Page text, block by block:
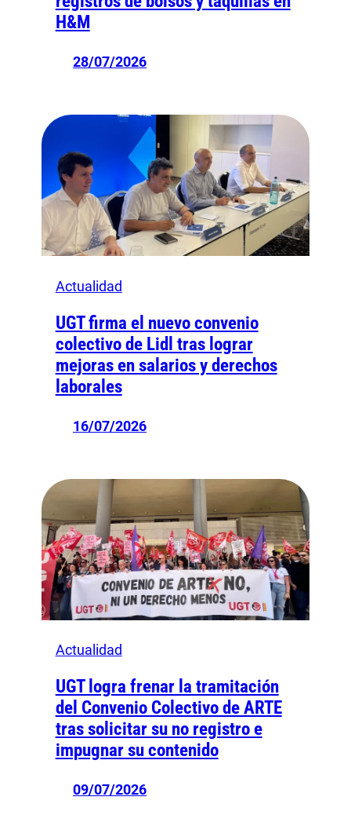
H&M
28/07/2026
Actualidad
UGT firma el nuevo convenio
colectivo de Lidl tras lograr
mejoras en salarios y derechos
laborales
16/07/2026
Actualidad
UGT logra frenar la tramitación
del Convenio Colectivo de ARTE
tras solicitar su no registro e
impugnar su contenido
09/07/2026